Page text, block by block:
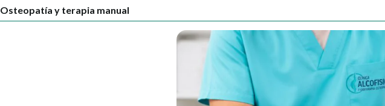
Osteopatía y terapia manual